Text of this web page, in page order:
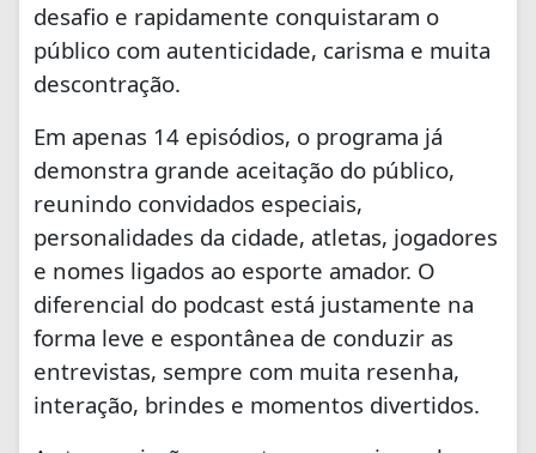
desafio e rapidamente conquistaram o
público com autenticidade, carisma e muita
descontração.
Em apenas 14 episódios, o programa já
demonstra grande aceitação do público,
reunindo convidados especiais,
personalidades da cidade, atletas, jogadores
e nomes ligados ao esporte amador. O
diferencial do podcast está justamente na
forma leve e espontânea de conduzir as
entrevistas, sempre com muita resenha,
interação, brindes e momentos divertidos.